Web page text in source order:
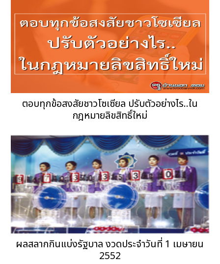
ตอบทุกข้อสงสัยชาวโซเซียล ปรับตัวอย่างไร..ใน
กฎหมายลิขสิทธิ์ใหม่
ผลสลากกินแบ่งรัฐบาล งวดประจำวันที่ 1 เมษายน
2552